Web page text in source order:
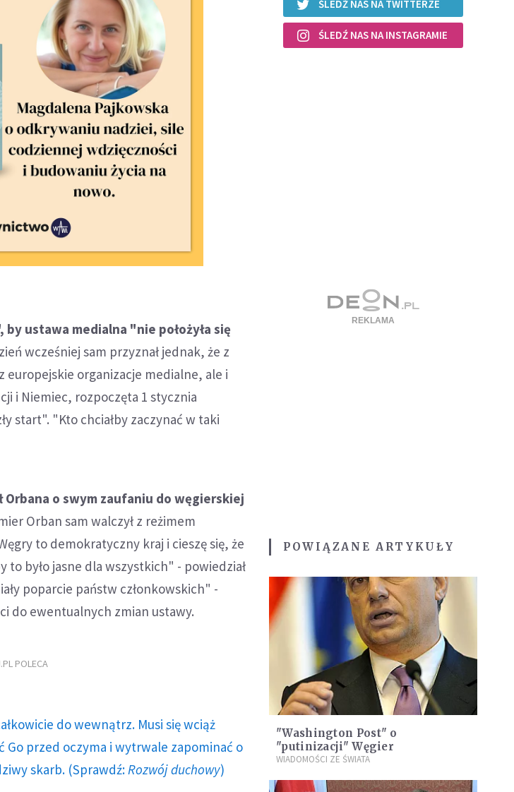
ustawa medialna "nie położyła się
wcześniej sam przyznał jednak, że z
organizacje medialne, ale i
i Niemiec, rozpoczęta 1 stycznia
start". "Kto chciałby zaczynać w taki
Orbana o swym zaufaniu do węgierskiej
Orban sam walczył z reżimem
to demokratyczny kraj i cieszę się, że
było jasne dla wszystkich" - powiedział
poparcie państw członkowskich" -
do ewentualnych zmian ustawy.
POLECA
do wewnątrz. Musi się wciąż
Go przed oczyma i wytrwale zapominać o
skarb. (Sprawdź: Rozwój duchowy)
ŚLEDŹ NAS NA TWITTERZE
ŚLEDŹ NAS NA INSTAGRAMIE
POWIĄZANE ARTYKUŁY
"Washington Post" o
"putinizacji" Węgier
WIADOMOŚCI ZE ŚWIATA